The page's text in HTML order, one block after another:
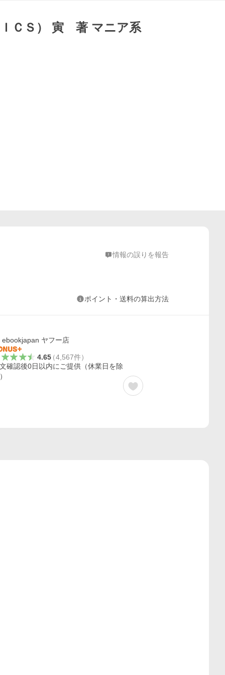
Ｓ） 寅 著 マニア系
情報の誤りを報告
ポイント・送料の算出方法
ebookjapan ヤフー店
4.65（4,567件）
確認後0日以内にご提供（休業日を除